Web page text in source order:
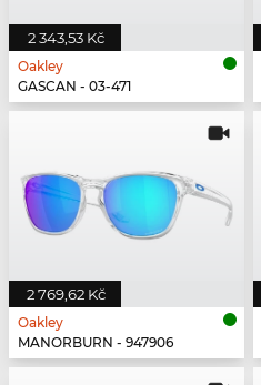
2 343,53 Kč
Oakley
GASCAN - 03-471
2 769,62 Kč
Oakley
MANORBURN - 947906